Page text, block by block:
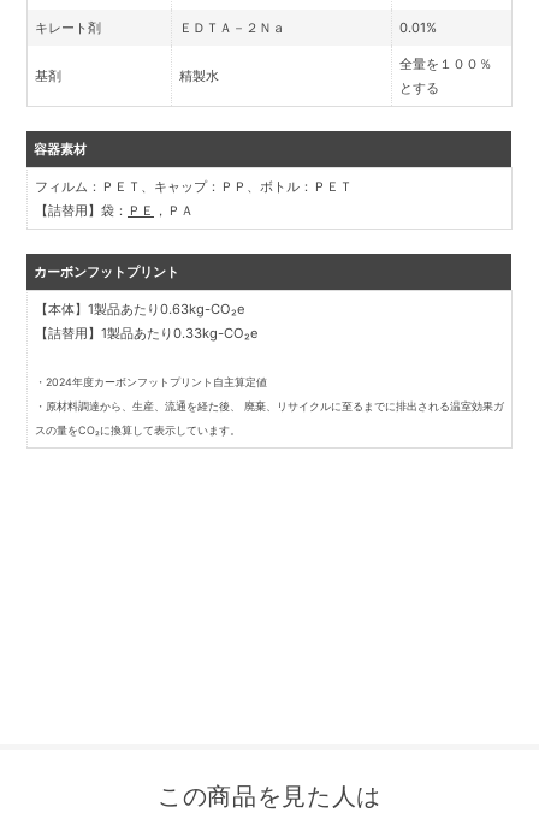
キレート剤 ＥＤＴＡ－２Ｎａ 0.01%
基剤 精製水
全量を１００％
とする
容器素材
フィルム：ＰＥＴ、キャップ：ＰＰ、ボトル：ＰＥＴ
【詰替用】袋： ＰＥ ，ＰＡ
カーボンフットプリント
【本体】1製品あたり0.63kg-CO₂e
【詰替用】1製品あたり0.33kg-CO₂e
・2024年度カーボンフットプリント自主算定値
・原材料調達から、生産、流通を経た後、 廃棄、リサイクルに至るまでに排出される温室効果ガ
スの量をCO₂に換算して表示しています。
この商品を見た人は